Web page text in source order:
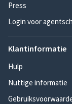
Press
Login voor
Klantinformatie
Hulp
Nuttige informatie